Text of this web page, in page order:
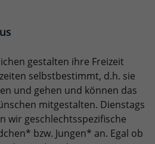
gestalten ihre Freizeit
selbstbestimmt, d.h. sie
und gehen und können das
mitgestalten. Dienstags
wir geschlechtsspezifische
bzw. Jungen* an. Egal ob